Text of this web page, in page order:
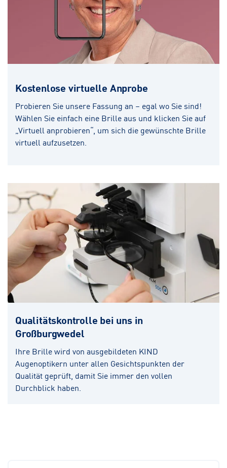
Kostenlose virtuelle Anprobe
Probieren Sie unsere Fassung an – egal wo Sie sind!
Wählen Sie einfach eine Brille aus und klicken Sie auf
„Virtuell anprobieren“, um sich die gewünschte Brille
virtuell aufzusetzen.
Qualitätskontrolle bei uns in
Großburgwedel
Ihre Brille wird von ausgebildeten KIND
Augenoptikern unter allen Gesichtspunkten der
Qualität geprüft, damit Sie immer den vollen
Durchblick haben.